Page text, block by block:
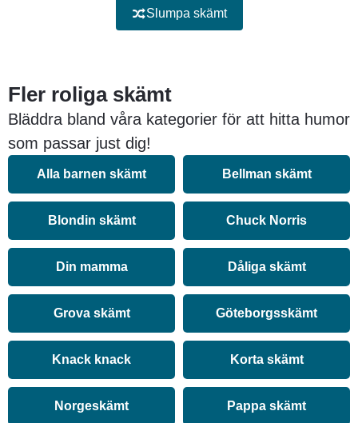
Slumpa skämt
Fler roliga skämt
Bläddra bland våra kategorier för att hitta humor
som passar just dig!
Alla barnen skämt Bellman skämt
Blondin skämt Chuck Norris
Din mamma Dåliga skämt
Grova skämt Göteborgsskämt
Knack knack Korta skämt
Norgeskämt Pappa skämt